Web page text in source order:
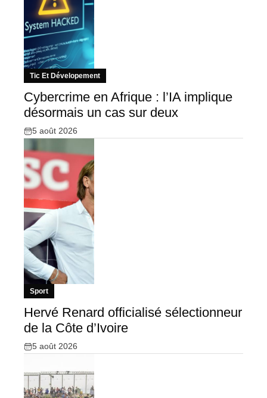
Tic Et Dévelopement
Cybercrime en Afrique : l’IA implique
désormais un cas sur deux
5 août 2026
Sport
Hervé Renard officialisé sélectionneur
de la Côte d’Ivoire
5 août 2026